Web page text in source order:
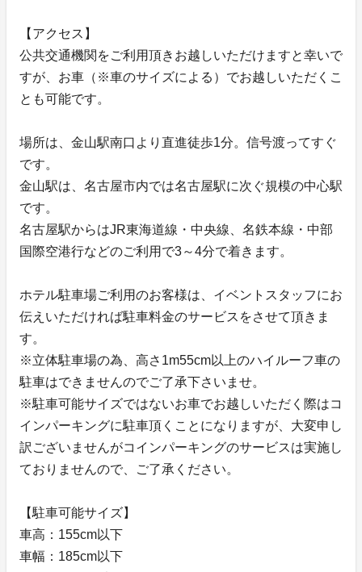
【アクセス】
公共交通機関をご利用頂きお越しいただけますと幸いで
すが、お車（※車のサイズによる）でお越しいただくこ
とも可能です。
場所は、金山駅南口より直進徒歩1分。信号渡ってすぐ
です。
金山駅は、名古屋市内では名古屋駅に次ぐ規模の中心駅
です。
名古屋駅からはJR東海道線・中央線、名鉄本線・中部
国際空港行などのご利用で3～4分で着きます。
ホテル駐車場ご利用のお客様は、イベントスタッフにお
伝えいただければ駐車料金のサービスをさせて頂きま
す。
※立体駐車場の為、高さ1m55cm以上のハイルーフ車の
駐車はできませんのでご了承下さいませ。
※駐車可能サイズではないお車でお越しいただく際はコ
インパーキングに駐車頂くことになりますが、大変申し
訳ございませんがコインパーキングのサービスは実施し
ておりませんので、ご了承ください。
【駐車可能サイズ】
車高：155cm以下
車幅：185cm以下